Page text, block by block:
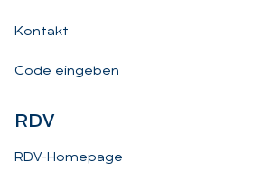
Kontakt
Code eingeben
RDV
RDV-Homepage